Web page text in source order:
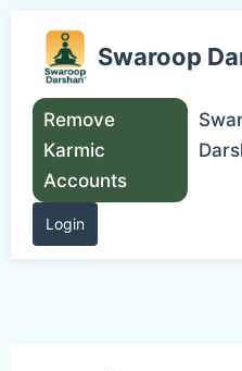
content
Swaroop
Remove
Karmic
Accounts
Login